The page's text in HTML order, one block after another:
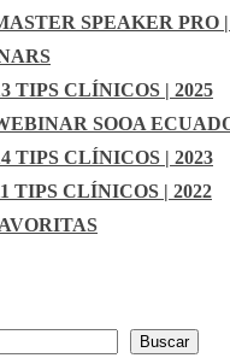
SPEAKER PRO
TIPS CLÍNICOS | 2025
SOOA
TIPS CLÍNICOS | 2023
TIPS CLÍNICOS | 2022
Buscar